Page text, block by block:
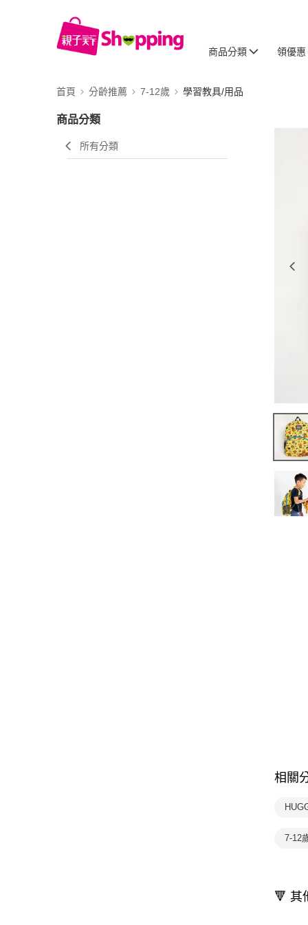
商品分類 領優惠
首頁 分齡推薦 7-12歲 學習教具/用品
商品分類
所有分類
相關
7-12
🔻 其